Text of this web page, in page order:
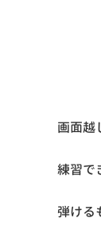
画面越
練習で
弾ける